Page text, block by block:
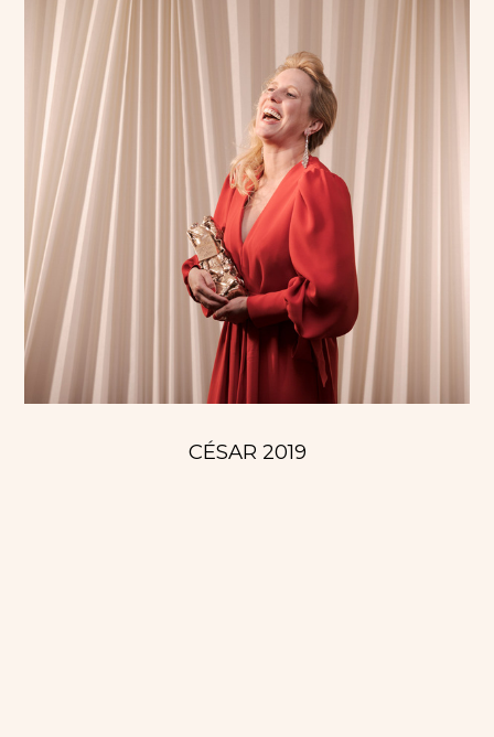
CÉSAR 2019